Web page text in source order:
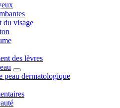
du visage
des lèvres
peau dermatologique